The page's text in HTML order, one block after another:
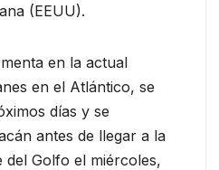
(EEUU).
en la actual
en el Atlántico, se
días y se
antes de llegar a la
del Golfo el miércoles,